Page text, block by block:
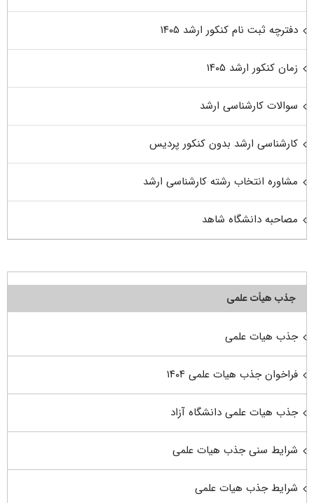
دفترچه ثبت نام کنکور ارشد ۱۴۰۵
زمان کنکور ارشد ۱۴۰۵
سوالات کارشناسی ارشد
کارشناسی ارشد بدون کنکور پردیس
مشاوره انتخاب رشته کارشناسی ارشد
مصاحبه دانشگاه شاهد
جذب هیأت علمی
جذب هیات علمی
فراخوان جذب هیات علمی ۱۴۰۴
جذب هیات علمی دانشگاه آزاد
شرایط سنی جذب هیات علمی
شرایط جذب هیات علمی